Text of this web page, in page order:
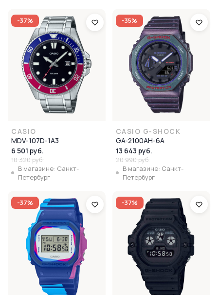
-37%
CASIO
MDV-107D-1A3
6 501 руб.
10 320 руб.
В магазине: Санкт-
Петербург
-35%
CASIO G-SHOCK
GA-2100AH-6A
13 643 руб.
20 990 руб.
В магазине: Санкт-
Петербург
-37% -37%